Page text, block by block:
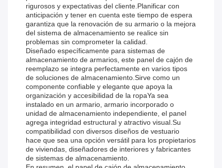
rigurosos y expectativas del cliente.Planificar con
anticipación y tener en cuenta este tiempo de espera
garantiza que la renovación de su armario o la mejora
del sistema de almacenamiento se realice sin
problemas sin comprometer la calidad.
Diseñado específicamente para sistemas de
almacenamiento de armarios, este panel de cajón de
reemplazo se integra perfectamente en varios tipos
de soluciones de almacenamiento.Sirve como un
componente confiable y elegante que apoya la
organización y accesibilidad de la ropaYa sea
instalado en un armario, armario incorporado o
unidad de almacenamiento independiente, el panel
agrega integridad estructural y atractivo visual.Su
compatibilidad con diversos diseños de vestuario
hace que sea una opción versátil para los propietarios
de viviendas, diseñadores de interiores y fabricantes
de sistemas de almacenamiento.